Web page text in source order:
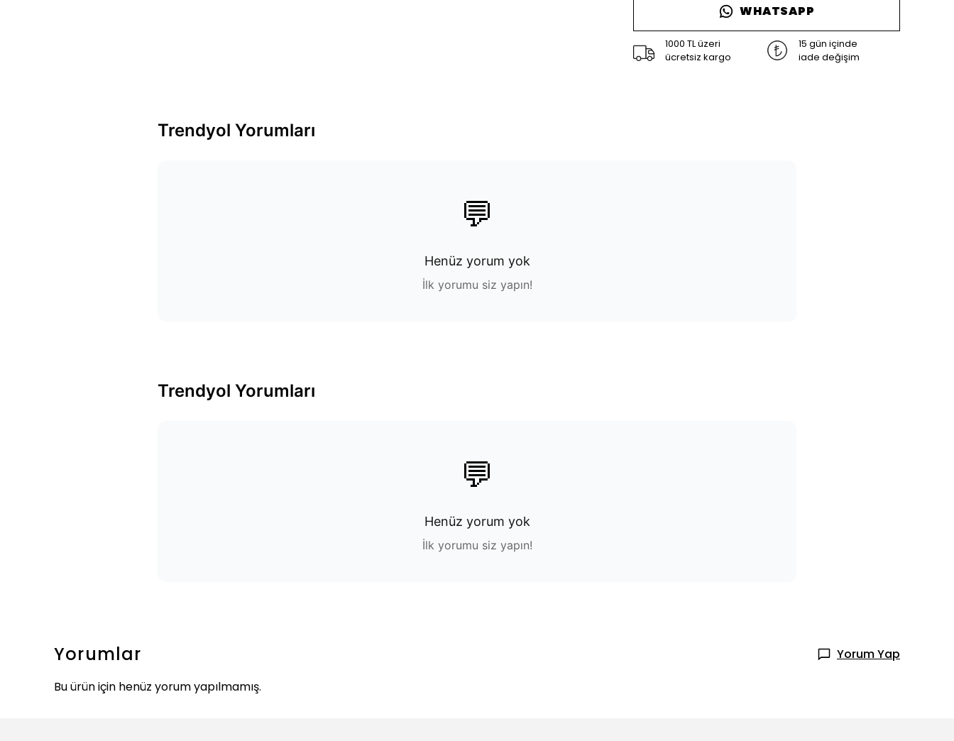
WHATSAPP
1000 TL üzeri
ücretsiz kargo
15 gün içinde
iade değişim
Trendyol Yorumları
💬
Henüz yorum yok
İlk yorumu siz yapın!
Trendyol Yorumları
💬
Henüz yorum yok
İlk yorumu siz yapın!
Yorumlar
Yorum Yap
Bu ürün için henüz yorum yapılmamış.